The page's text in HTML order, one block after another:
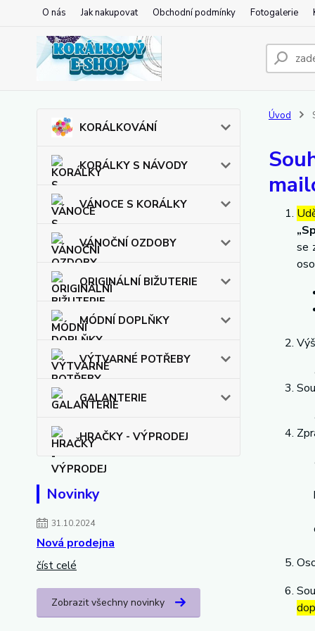
O nás Jak nakupovat Obchodní podmínky Fotogalerie
KORÁLKOVÁNÍ
KORÁLKY S NÁVODY
VÁNOCE S KORÁLKY
VÁNOČNÍ OZDOBY
ORIGINÁLNÍ BIŽUTERIE
MÓDNÍ DOPLŇKY
VÝTVARNÉ POTŘEBY
GALANTERIE
HRAČKY - VÝPRODEJ
Novinky
31.10.2024
Nová prodejna
číst celé
Zobrazit všechny novinky
Úvod
se